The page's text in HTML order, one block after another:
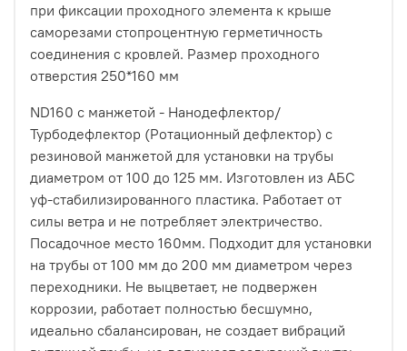
при фиксации проходного элемента к крыше
саморезами стопроцентную герметичность
соединения с кровлей. Размер проходного
отверстия 250*160 мм
ND160 с манжетой - Нанодефлектор/
Турбодефлектор (Ротационный дефлектор) с
резиновой манжетой для установки на трубы
диаметром от 100 до 125 мм. Изготовлен из АБС
уф-стабилизированного пластика. Работает от
силы ветра и не потребляет электричество.
Посадочное место 160мм. Подходит для установки
на трубы от 100 мм до 200 мм диаметром через
переходники. Не выцветает, не подвержен
коррозии, работает полностью бесшумно,
идеально сбалансирован, не создает вибраций